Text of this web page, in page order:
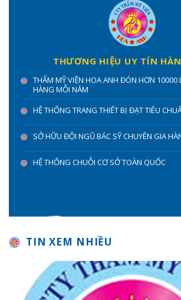
THƯƠNG HIỆU UY TÍN
THẨM MỸ VIỆN HOA ANH ĐÓN HƠN 10000
HÀNG MỖI NĂM
HỆ THỐNG TRANG THIẾT BỊ ĐẠT TIÊU
SỞ HỮU ĐỘI NGŨ BÁC SỸ CHUYÊN GIA
HỆ THỐNG CHUỖI CƠ SỞ TOÀN QUỐC
TIN XEM NHIỀU